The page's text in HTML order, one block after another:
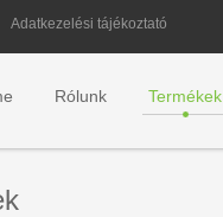
Adatkezelési tájékoztató
Rólunk Termékek